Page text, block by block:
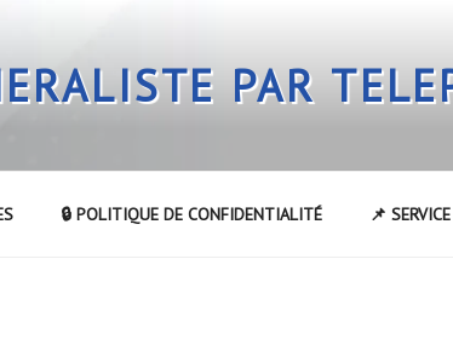
PAR
🔒 POLITIQUE DE CONFIDENTIALITÉ 📌